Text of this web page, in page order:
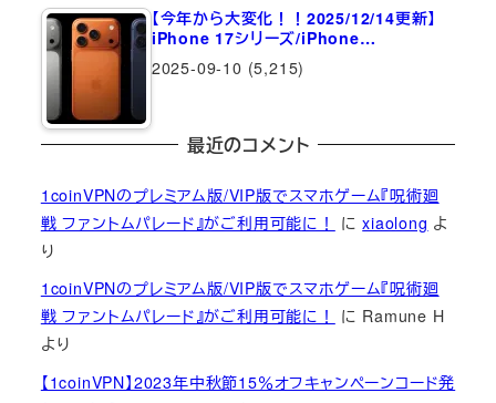
【今年から大変化！！2025/12/14更新】
iPhone 17シリーズ/iPhone…
2025-09-10 (5,215)
最近のコメント
1coinVPNのプレミアム版/VIP版でスマホゲーム『呪術廻
戦 ファントムパレード』がご利用可能に！
にxiaolong よ
り
1coinVPNのプレミアム版/VIP版でスマホゲーム『呪術廻
戦 ファントムパレード』がご利用可能に！
に Ramune H
より
【1coinVPN】2023年中秋節15％オフキャンペーンコード発